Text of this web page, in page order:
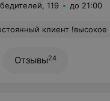
119 до 21:00
клиент !высокое качество
Отзывы24